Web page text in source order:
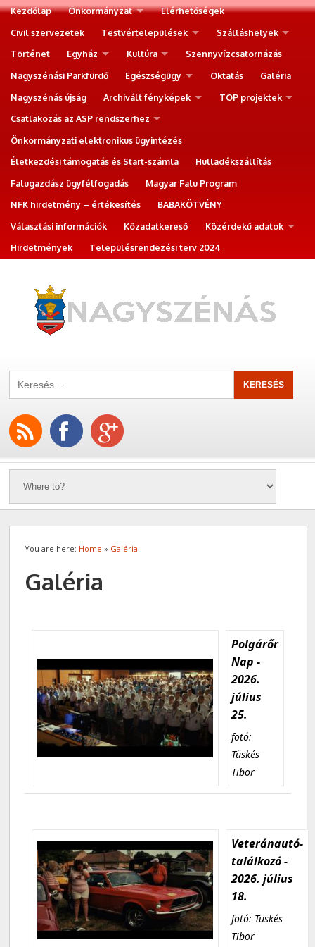
Kezdőlap Önkormányzat
Elérhetőségek
Civil szervezetek
Testvértelepülések
Szálláshelyek
Történet
Egyház Kultúra
Szennyvízcsatornázás
Nagyszénási Parkfürdő
Egészségügy Oktatás
Galéria
Nagyszénás újság
Archivált fényképek
TOP projektek
Csatlakozás az ASP rendszerhez
Önkormányzati elektronikus ügyintézés
Életkezdési támogatás és Start-számla
Hulladékszállítás
Falugazdász ügyfélfogadás
Magyar Falu Program
NFK hirdetmény – értékesítés
BABAKÖTVÉNY
Választási információk
Közadatkereső
Közérdekű adatok
Hirdetmények
Településrendezési terv 2024
You are here: Home » Galéria
Galéria
Polgárőr
Nap -
2026.
július
25.
fotó:
Tüskés
Tibor
Veteránautó-
találkozó -
2026. július
18.
fotó: Tüskés
Tibor